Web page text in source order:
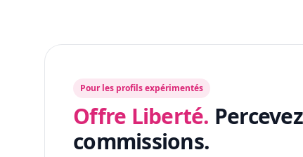
Pour les profils expérimentés
Offre Liberté.
commissions.